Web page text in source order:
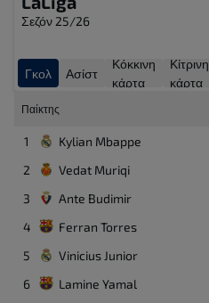
Σεζόν 25/26
Γκολ Ασίστ
Κόκκινη
κάρτα
Κίτρινη
κάρτα
Παίκτης
1 Kylian Mbappe
2
Vedat Muriqi
3
Ante Budimir
4
Ferran Torres
5
Vinicius Junior
6
Lamine Yamal